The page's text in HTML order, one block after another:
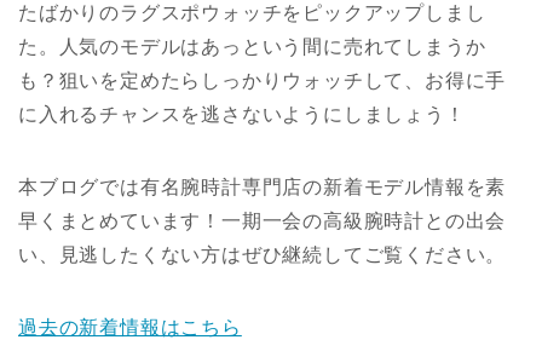
たばかりのラグスポウォッチをピックアップしまし
た。人気のモデルはあっという間に売れてしまうか
も？狙いを定めたらしっかりウォッチして、お得に手
に入れるチャンスを逃さないようにしましょう！
本ブログでは有名腕時計専門店の新着モデル情報を素
早くまとめています！一期一会の高級腕時計との出会
い、見逃したくない方はぜひ継続してご覧ください。
過去の新着情報はこちら